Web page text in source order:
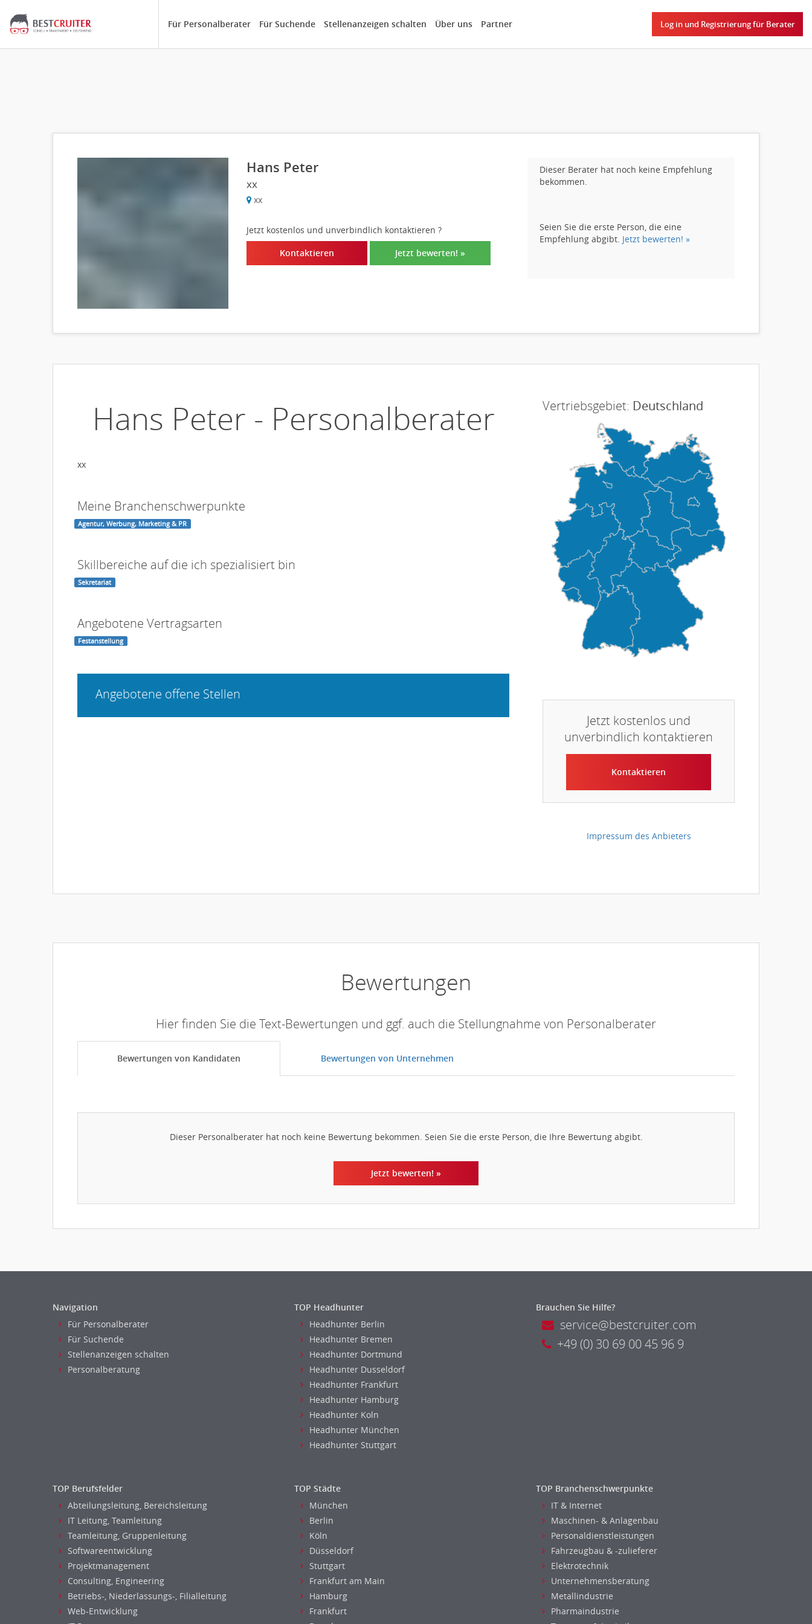
Für Personalberater Für Suchende Stellenanzeigen schalten Über uns Partner Log in und Registrierung für Berater
Hans Peter
xx
xx
Jetzt kostenlos und unverbindlich kontaktieren ?
Kontaktieren
Jetzt bewerten! »
Dieser Berater hat noch keine Empfehlung
bekommen.
Seien Sie die erste Person, die eine
Empfehlung abgibt. Jetzt bewerten! »
Hans Peter - Personalberater
xx
Meine Branchenschwerpunkte
Agentur, Werbung, Marketing & PR
Skillbereiche auf die ich spezialisiert bin
Sekretariat
Angebotene Vertragsarten
Festanstellung
Angebotene offene Stellen
Vertriebsgebiet: Deutschland
Jetzt kostenlos und
unverbindlich kontaktieren
Kontaktieren
Impressum des Anbieters
Bewertungen
Hier finden Sie die Text-Bewertungen und ggf. auch die Stellungnahme von Personalberater
Bewertungen von Kandidaten Bewertungen von Unternehmen
Dieser Personalberater hat noch keine Bewertung bekommen. Seien Sie die erste Person, die Ihre Bewertung abgibt.
Jetzt bewerten! »
Navigation
Für Personalberater
Für Suchende
Stellenanzeigen schalten
Personalberatung
TOP Headhunter
Headhunter Berlin
Headhunter Bremen
Headhunter Dortmund
Headhunter Dusseldorf
Headhunter Frankfurt
Headhunter Hamburg
Headhunter Koln
Headhunter München
Headhunter Stuttgart
Brauchen Sie Hilfe?
service@bestcruiter.com
+49 (0) 30 69 00 45 96 9
TOP Berufsfelder
Abteilungsleitung, Bereichsleitung
IT Leitung, Teamleitung
Teamleitung, Gruppenleitung
Softwareentwicklung
Projektmanagement
Consulting, Engineering
Betriebs-, Niederlassungs-, Filialleitung
Web-Entwicklung
TOP Städte
München
Berlin
Köln
Düsseldorf
Stuttgart
Frankfurt am Main
Hamburg
Frankfurt
TOP Branchenschwerpunkte
IT & Internet
Maschinen- & Anlagenbau
Personaldienstleistungen
Fahrzeugbau & -zulieferer
Elektrotechnik
Unternehmensberatung
Metallindustrie
Pharmaindustrie